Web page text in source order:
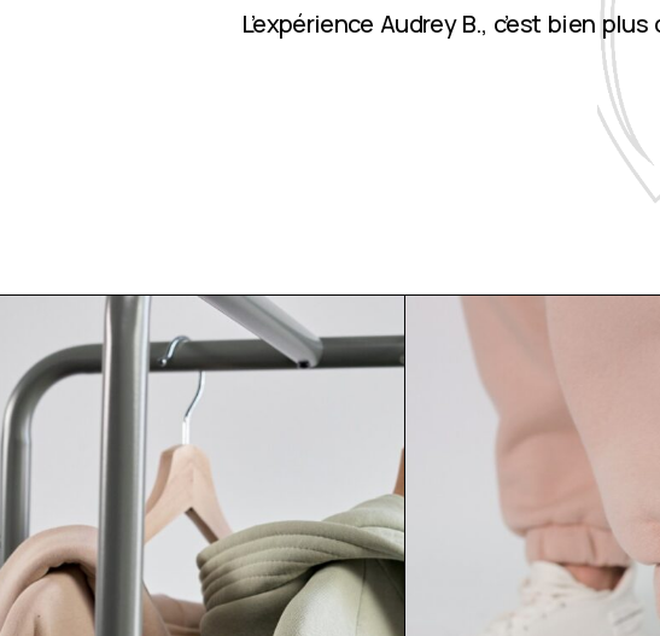
L’expérience Audrey B., c’est bien